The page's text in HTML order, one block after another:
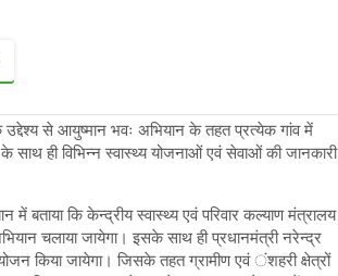
से आयुष्मान भवः अभियान के तहत प्रत्येक गांव में
ही विभिन्न स्वास्थ्य योजनाओं एवं सेवाओं की जानकारी
में बताया कि केन्द्रीय स्वास्थ्य एवं परिवार कल्याण मंत्रालय
चलाया जायेगा। इसके साथ ही प्रधानमंत्री नरेन्द्र
किया जायेगा। जिसके तहत ग्रामीण एवं ंशहरी क्षेत्रों